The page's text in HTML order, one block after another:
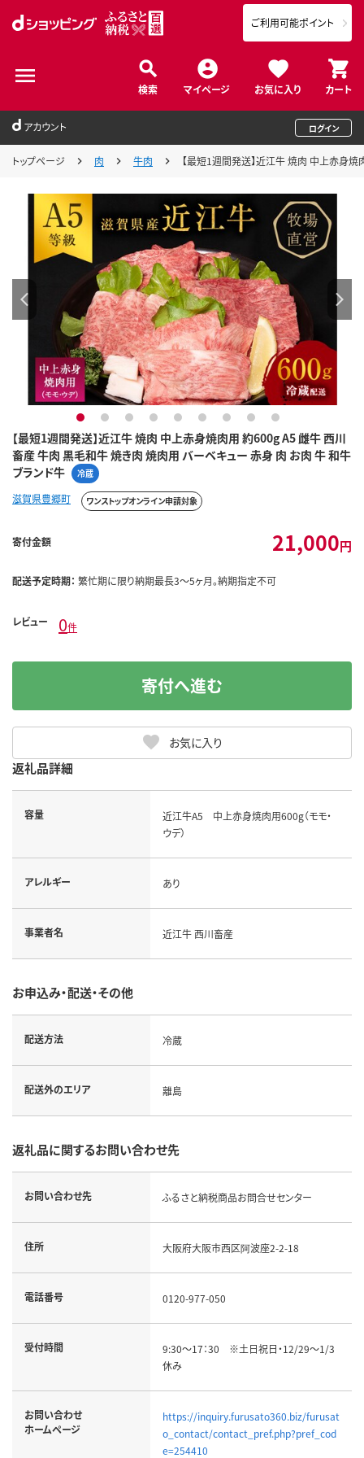
検索 マイページ お気に入り カート
ご利用可能ポイント
アカウント ログイン
トップページ 肉 牛肉 【最短1週間発送】近江牛 焼肉 中上赤身
【最短1週間発送】近江牛 焼肉 中上赤身焼肉用 約600g A5 雌牛 西川
畜産 牛肉 黒毛和牛 焼き肉 焼肉用 バーベキュー 赤身 肉 お肉 牛 和牛
ブランド牛
冷蔵
1 2 3 4 5 6 7 8 9
滋賀県豊郷町 ワンストップオンライン申請対象
寄付金額 21,000円
配送予定時期： 繁忙期に限り納期最長3～5ヶ月。納期指定不可
レビュー 0件
お気に入り
寄付へ進む
返礼品詳細
容量
近江牛A5 中上赤身焼肉用600g（モモ・
ウデ）
アレルギー あり
事業者名 近江牛 西川畜産
お申込み・配送・その他
配送方法 冷蔵
配送外のエリア 離島
返礼品に関するお問い合わせ先
お問い合わせ先 ふるさと納税商品お問合せセンター
住所 大阪府大阪市西区阿波座2-2-18
電話番号 0120-977-050
受付時間
9:30～17：30 ※土日祝日・12/29～1/3
休み
お問い合わせ
ホームページ
https://inquiry.furusato360.biz/furusat
o_contact/contact_pref.php?pref_cod
e=254410